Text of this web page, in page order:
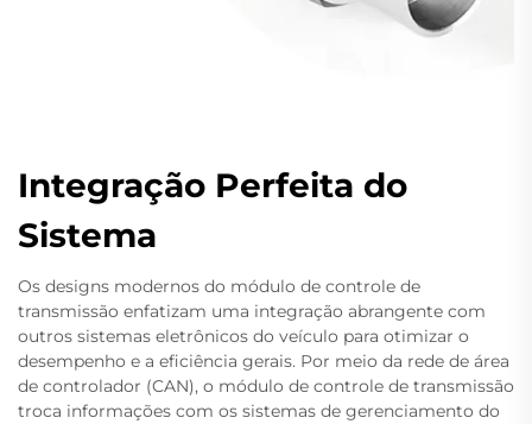
Integração Perfeita do
Sistema
Os designs modernos do módulo de controle de
transmissão enfatizam uma integração abrangente com
outros sistemas eletrônicos do veículo para otimizar o
desempenho e a eficiência gerais. Por meio da rede de área
de controlador (CAN), o módulo de controle de transmissão
troca informações com os sistemas de gerenciamento do